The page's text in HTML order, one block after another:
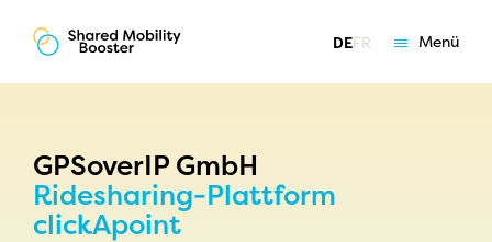
DEFR Menü
Coaching
Über uns
GPSoverIP GmbH
Ridesharing-Plattform
clickApoint